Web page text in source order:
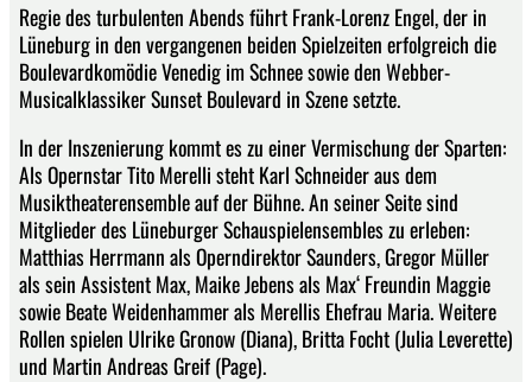
Regie des turbulenten Abends führt Frank-Lorenz Engel, der in
Lüneburg in den vergangenen beiden Spielzeiten erfolgreich die
Boulevardkomödie Venedig im Schnee sowie den Webber-
Musicalklassiker Sunset Boulevard in Szene setzte.
In der Inszenierung kommt es zu einer Vermischung der Sparten:
Als Opernstar Tito Merelli steht Karl Schneider aus dem
Musiktheaterensemble auf der Bühne. An seiner Seite sind
Mitglieder des Lüneburger Schauspielensembles zu erleben:
Matthias Herrmann als Operndirektor Saunders, Gregor Müller
als sein Assistent Max, Maike Jebens als Max‘ Freundin Maggie
sowie Beate Weidenhammer als Merellis Ehefrau Maria. Weitere
Rollen spielen Ulrike Gronow (Diana), Britta Focht (Julia Leverette)
und Martin Andreas Greif (Page).